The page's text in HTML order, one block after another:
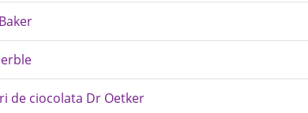
de ciocolata Dr Oetker